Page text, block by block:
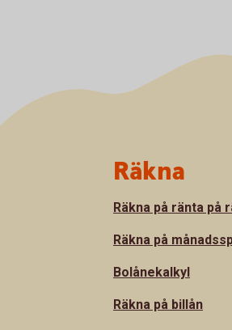
Räkna
Räkna på ränta på
Räkna på
Bolånekalkyl
Räkna på billån